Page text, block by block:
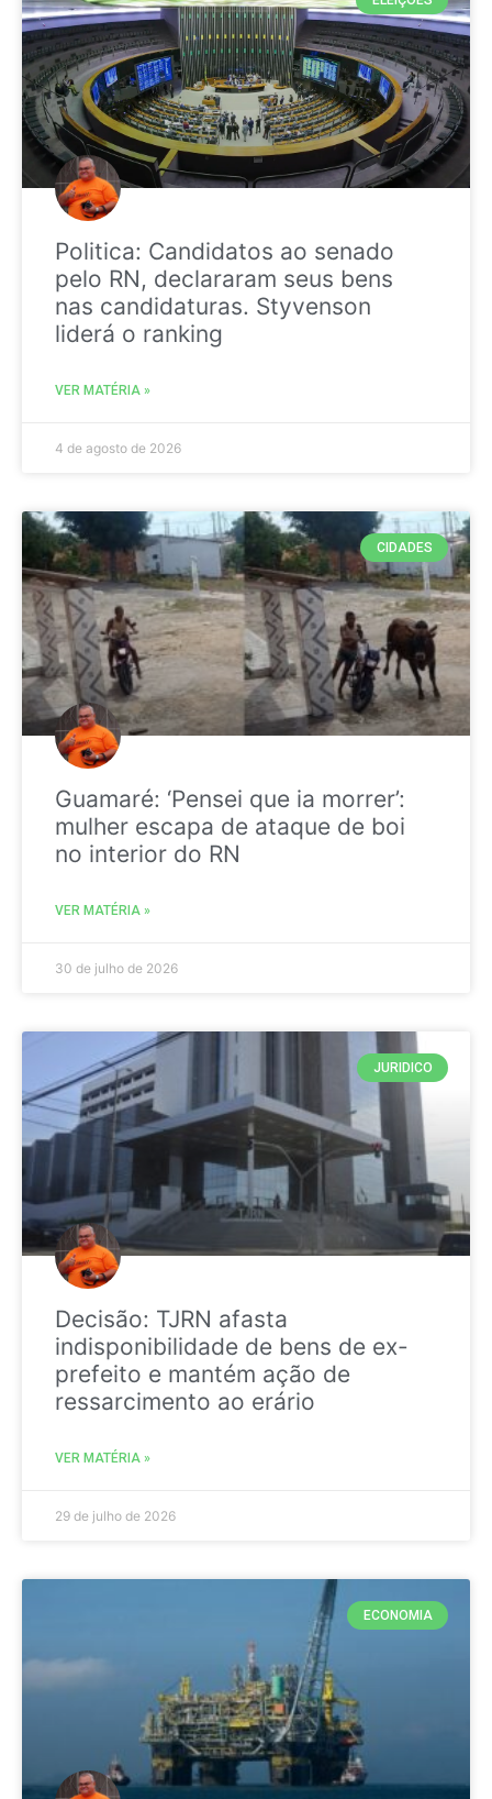
Politica: Candidatos ao senado
pelo RN, declararam seus bens
nas candidaturas. Styvenson
liderá o ranking
VER MATÉRIA »
4 de agosto de 2026
CIDADES
Guamaré: ‘Pensei que ia morrer’:
mulher escapa de ataque de boi
no interior do RN
VER MATÉRIA »
30 de julho de 2026
JURIDICO
Decisão: TJRN afasta
indisponibilidade de bens de ex-
prefeito e mantém ação de
ressarcimento ao erário
VER MATÉRIA »
29 de julho de 2026
ECONOMIA